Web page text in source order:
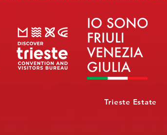
Trieste Estate